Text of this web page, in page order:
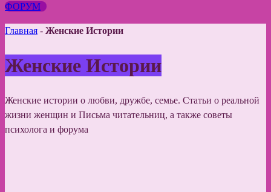
ФОРУМ
Главная - Женские Истории
Женские Истории
Женские истории о любви, дружбе, семье. Статьи о реальной
жизни женщин и Письма читательниц, а также советы
психолога и форума